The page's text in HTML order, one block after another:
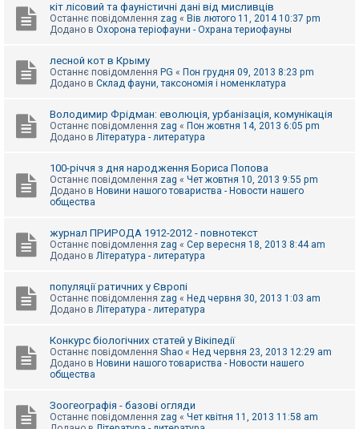
з
е
и
е
ш
к
кіт лісовий та фауністичні дані від мисливців
Останнє повідомлення zag « Вів лютого 11, 2014 10:37 pm
Додано в Охорона теріофауни - Охрана териофауны
лесной кот в Крыму
Останнє повідомлення PG « Пон грудня 09, 2013 8:23 pm
Додано в Склад фауни, таксономія і номенклатура
Володимир Фрідман: еволюція, урбанізація, комунікація
Останнє повідомлення zag « Пон жовтня 14, 2013 6:05 pm
Додано в Література - литература
100-річчя з дня народження Бориса Попова
Останнє повідомлення zag « Чет жовтня 10, 2013 9:55 pm
Додано в Новини нашого товариства - Новости нашего
общества
журнал ПРИРОДА 1912-2012 - повнотекст
Останнє повідомлення zag « Сер вересня 18, 2013 8:44 am
Додано в Література - литература
популяції ратичних у Європі
Останнє повідомлення zag « Нед червня 30, 2013 1:03 am
Додано в Література - литература
Конкурс біологічних статей у Вікіпедії
Останнє повідомлення Shao « Нед червня 23, 2013 12:29 am
Додано в Новини нашого товариства - Новости нашего
общества
Зоогеографія - базові огляди
Останнє повідомлення zag « Чет квітня 11, 2013 11:58 am